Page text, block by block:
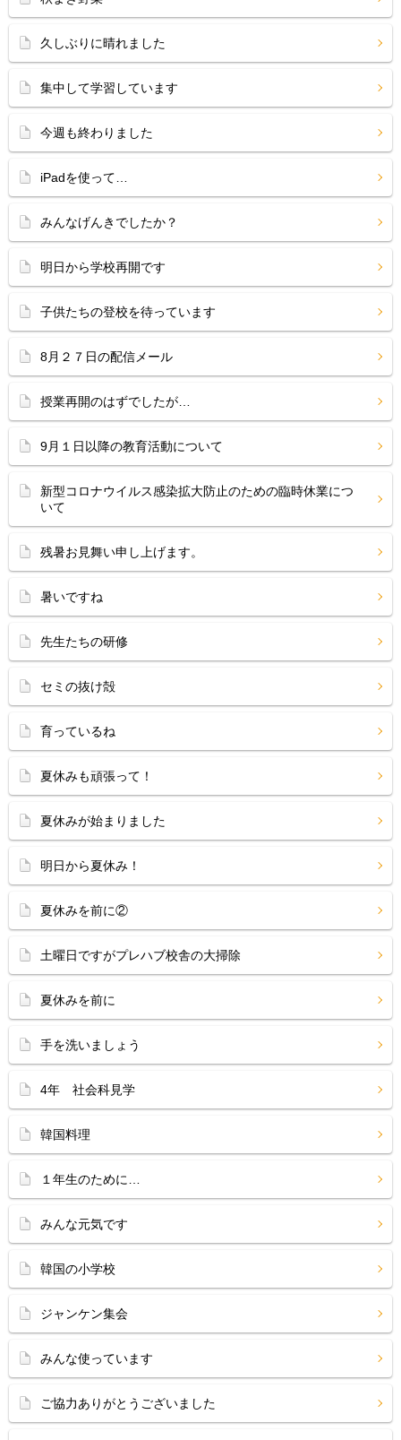
久しぶりに晴れました
集中して学習しています
今週も終わりました
iPadを使って…
みんなげんきでしたか？
明日から学校再開です
子供たちの登校を待っています
8月２７日の配信メール
授業再開のはずでしたが…
9月１日以降の教育活動について
新型コロナウイルス感染拡大防止のための臨時休業につ
いて
残暑お見舞い申し上げます。
暑いですね
先生たちの研修
セミの抜け殻
育っているね
夏休みも頑張って！
夏休みが始まりました
明日から夏休み！
夏休みを前に②
土曜日ですがプレハブ校舎の大掃除
夏休みを前に
手を洗いましょう
4年 社会科見学
韓国料理
１年生のために…
みんな元気です
韓国の小学校
ジャンケン集会
みんな使っています
ご協力ありがとうございました